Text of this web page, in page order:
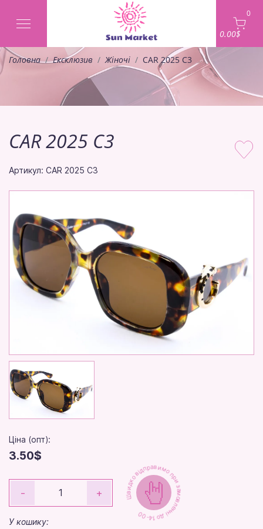
0
0.00$
Головна Ексклюзив Жіночі CAR 2025 C3
CAR 2025 C3
Артикул: CAR 2025 C3
Ціна (опт):
3.50$
- +
У кошику: Швидко відправимо при замовленні до 14-00